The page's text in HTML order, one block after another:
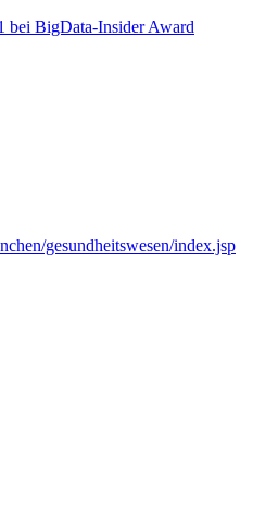
gesundheitswesen/index.jsp